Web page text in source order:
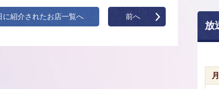
に紹介されたお店一覧へ 前へ
放
月